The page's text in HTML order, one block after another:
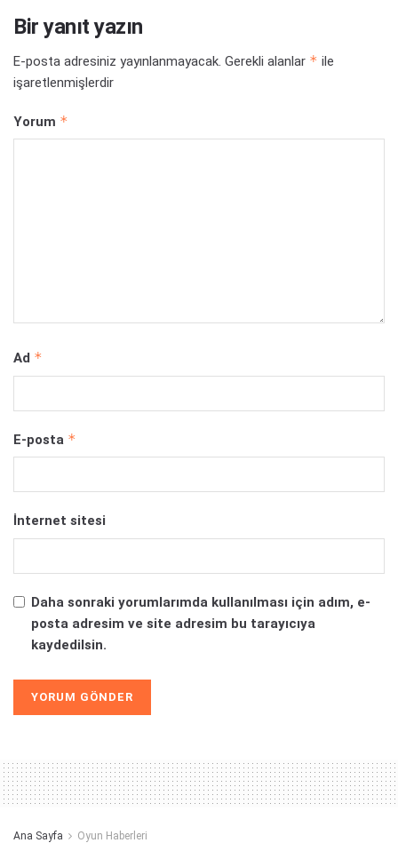
Bir yanıt yazın
E-posta adresiniz yayınlanmayacak. Gerekli alanlar * ile
işaretlenmişlerdir
Yorum *
Ad *
E-posta *
İnternet sitesi
Daha sonraki yorumlarımda kullanılması için adım, e-
posta adresim ve site adresim bu tarayıcıya
kaydedilsin.
Ana Sayfa Oyun Haberleri